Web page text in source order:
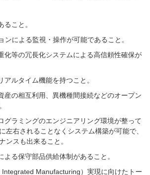
ること。
ンによる監視・操作が可能であること。
化等の冗長化システムによる高信頼性確保が
アルタイム機能を持つこと。
産の相互利用、異機種間接続などのオープン
グラミングのエンジニアリング環境が整って
左右されることなくシステム構築が可能で、
ンスも出来ること。
よる保守部品供給体制があること。
Manufacturing）実現に向けたトー